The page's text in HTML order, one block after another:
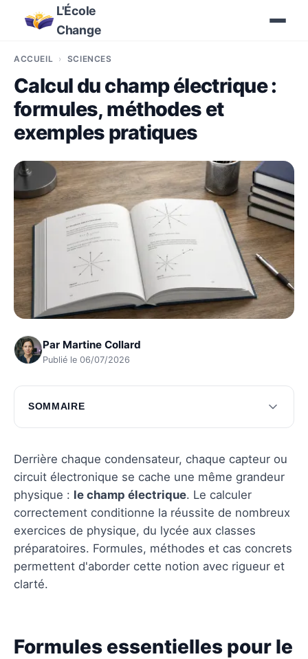
L'École
Change
ACCUEIL SCIENCES
Calcul du champ électrique :
formules, méthodes et
exemples pratiques
Par Martine Collard
Publié le 06/07/2026
SOMMAIRE
Formules essentielles pour le champ électrique
Méthodes de calcul du champ électrique
Exemples pratiques de calcul
Questions fréquentes
Derrière chaque condensateur, chaque capteur ou
circuit électronique se cache une même grandeur
physique : le champ électrique. Le calculer
correctement conditionne la réussite de nombreux
exercices de physique, du lycée aux classes
préparatoires. Formules, méthodes et cas concrets
permettent d'aborder cette notion avec rigueur et
clarté.
Formules essentielles pour le